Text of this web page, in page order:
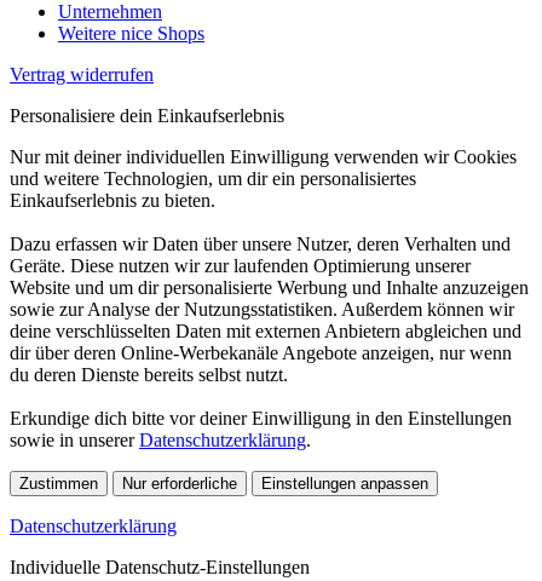
Unternehmen
Weitere nice Shops
Vertrag widerrufen
Personalisiere dein Einkaufserlebnis
Nur mit deiner individuellen Einwilligung verwenden wir Cookies
und weitere Technologien, um dir ein personalisiertes
Einkaufserlebnis zu bieten.
Dazu erfassen wir Daten über unsere Nutzer, deren Verhalten und
Geräte. Diese nutzen wir zur laufenden Optimierung unserer
Website und um dir personalisierte Werbung und Inhalte anzuzeigen
sowie zur Analyse der Nutzungsstatistiken. Außerdem können wir
deine verschlüsselten Daten mit externen Anbietern abgleichen und
dir über deren Online-Werbekanäle Angebote anzeigen, nur wenn
du deren Dienste bereits selbst nutzt.
Erkundige dich bitte vor deiner Einwilligung in den Einstellungen
sowie in unsererDatenschutzerklärung.
Zustimmen Nur erforderliche Einstellungen anpassen
Datenschutzerklärung
Individuelle Datenschutz-Einstellungen